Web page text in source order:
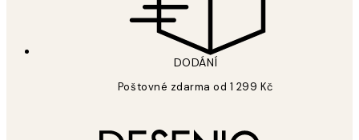
DODÁNÍ
Poštovné zdarma od 1 299 Kč